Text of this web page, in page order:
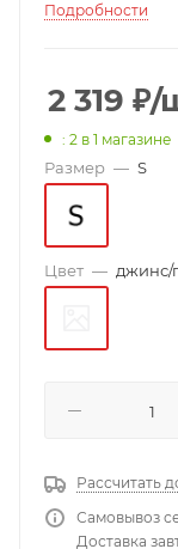
Подробности
2 319 ₽/
: 2 в 1 магазине
Размер — S
Цвет — джинс/
Рассчитать
Самовывоз
Доставка